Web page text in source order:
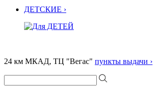
ДЕТСКИЕ ›
24 км МКАД, ТЦ "Вегас" пункты выдачи ›